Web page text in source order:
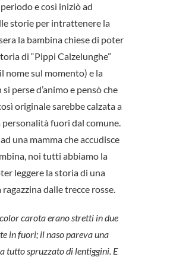
e così iniziò ad
storie per intrattenere la
la bambina chiese di poter
di “Pippi Calzelunghe”
nome sul momento) e la
perse d’animo e pensò che
originale sarebbe calzata a
personalità fuori dal comune.
una mamma che accudisce
noi tutti abbiamo la
leggere la storia di una
dalle trecce rosse.
carota erano stretti in due
in fuori; il naso pareva una
tutto spruzzato di lentiggini. E